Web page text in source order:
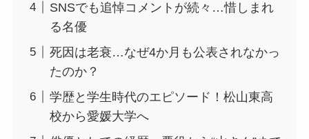
SNSでも追悼コメントが続々…惜しまれ
る名優
死因は老衰…なぜ4か月も公表されなかっ
たのか？
学歴と学生時代のエピソード！松山東高
校から愛媛大学へ